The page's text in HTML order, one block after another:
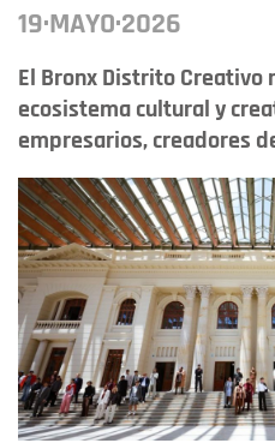
19·MAYO·2026
El Bronx Distrito Creativo
ecosistema cultural y
empresarios, creadores